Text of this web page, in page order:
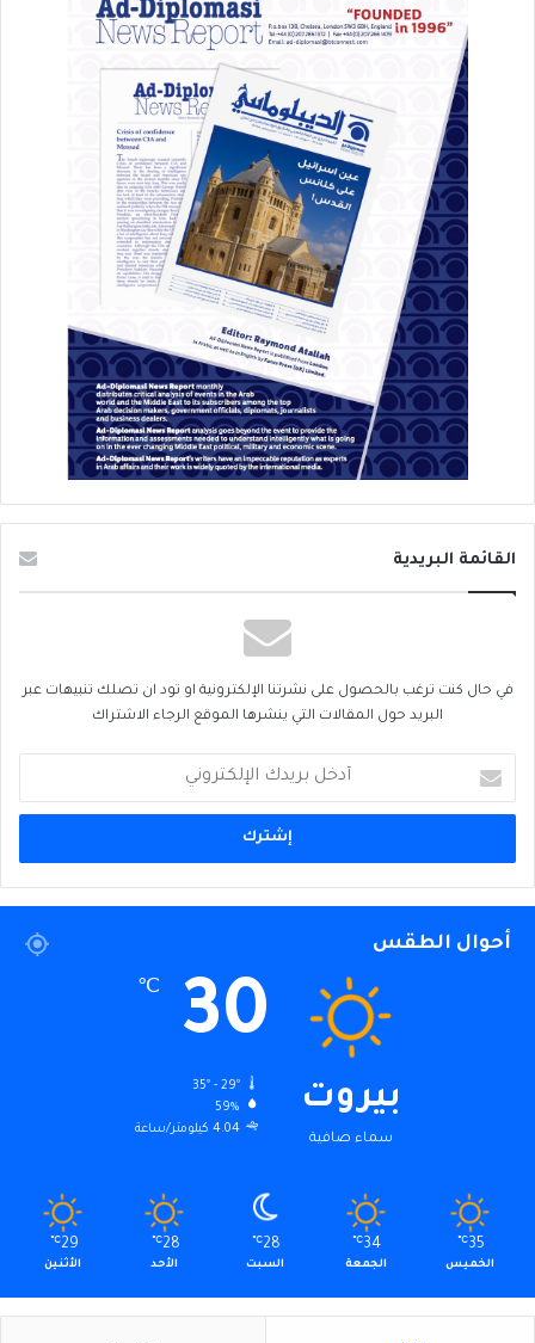
القائمة البريدية
في حال كنت ترغب بالحصول على نشرتنا الإلكترونية او تود ان تصلك تنبيهات عبر
البريد حول المقالات التي ينشرها الموقع الرجاء الاشتراك
بريدك
الإلكتروني
أحوال الطقس
بيروت
سماء صافية
30
℃
35º - 29º
59%
4.04 كيلومتر/ساعة
35
℃
الخميس
34
℃
الجمعة
28
℃
السبت
28
℃
الأحد
29
℃
الأثنين